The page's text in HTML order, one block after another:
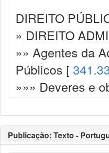
DIREITO
» DIREITO
»» Agentes da
Públicos [
»»» Deveres e
Publicação: Texto -